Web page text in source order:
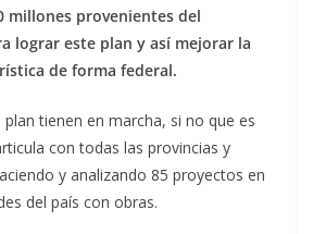
millones provenientes del
lograr este plan y así mejorar la
de forma federal.
tienen en marcha, si no que es
con todas las provincias y
y analizando 85 proyectos en
del país con obras.